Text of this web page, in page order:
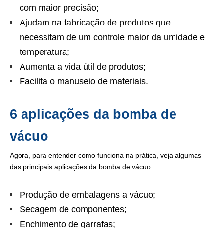
com maior precisão;
Ajudam na fabricação de produtos que
necessitam de um controle maior da umidade e
temperatura;
Aumenta a vida útil de produtos;
Facilita o manuseio de materiais.
6 aplicações da bomba de
vácuo
Agora, para entender como funciona na prática, veja algumas
das principais aplicações da bomba de vácuo:
Produção de embalagens a vácuo;
Secagem de componentes;
Enchimento de garrafas;